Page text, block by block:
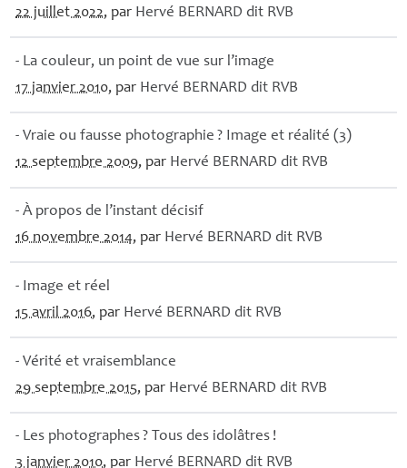
22 juillet 2022, par Hervé BERNARD dit RVB
- La couleur, un point de vue sur l’image
17 janvier 2010, par Hervé BERNARD dit RVB
- Vraie ou fausse photographie ? Image et réalité (3)
12 septembre 2009, par Hervé BERNARD dit RVB
- À propos de l’instant décisif
16 novembre 2014, par Hervé BERNARD dit RVB
- Image et réel
15 avril 2016, par Hervé BERNARD dit RVB
- Vérité et vraisemblance
29 septembre 2015, par Hervé BERNARD dit RVB
- Les photographes ? Tous des idolâtres !
3 janvier 2010, par Hervé BERNARD dit RVB